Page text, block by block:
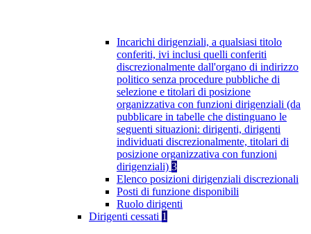
Incarichi dirigenziali, a qualsiasi titolo
conferiti, ivi inclusi quelli conferiti
discrezionalmente dall'organo di indirizzo
politico senza procedure pubbliche di
selezione e titolari di posizione
organizzativa con funzioni dirigenziali (da
pubblicare in tabelle che distinguano le
seguenti situazioni: dirigenti, dirigenti
individuati discrezionalmente, titolari di
posizione organizzativa con funzioni
dirigenziali) 3
Elenco posizioni dirigenziali discrezionali
Posti di funzione disponibili
Ruolo dirigenti
Dirigenti cessati 1